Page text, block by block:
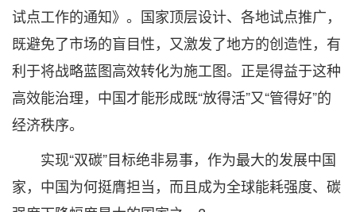
试点工作的通知》。国家顶层设计、各地试点推广，
既避免了市场的盲目性，又激发了地方的创造性，有
利于将战略蓝图高效转化为施工图。正是得益于这种
高效能治理，中国才能形成既“放得活”又“管得好”的
经济秩序。
实现“双碳”目标绝非易事，作为最大的发展中国
家，中国为何挺膺担当，而且成为全球能耗强度、碳